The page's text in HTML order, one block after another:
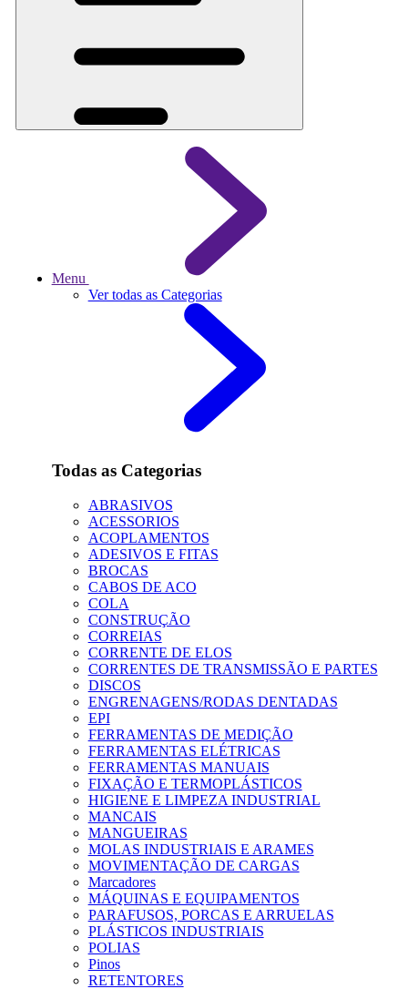
Menu
Ver todas as Categorias
Todas as Categorias
ABRASIVOS
ACESSORIOS
ACOPLAMENTOS
ADESIVOS E FITAS
BROCAS
CABOS DE ACO
COLA
CONSTRUÇÃO
CORREIAS
CORRENTE DE ELOS
CORRENTES DE TRANSMISSÃO E PARTES
DISCOS
ENGRENAGENS/RODAS DENTADAS
EPI
FERRAMENTAS DE MEDIÇÃO
FERRAMENTAS ELÉTRICAS
FERRAMENTAS MANUAIS
FIXAÇÃO E TERMOPLÁSTICOS
HIGIENE E LIMPEZA INDUSTRIAL
MANCAIS
MANGUEIRAS
MOLAS INDUSTRIAIS E ARAMES
MOVIMENTAÇÃO DE CARGAS
Marcadores
MÁQUINAS E EQUIPAMENTOS
PARAFUSOS, PORCAS E ARRUELAS
PLÁSTICOS INDUSTRIAIS
POLIAS
Pinos
RETENTORES